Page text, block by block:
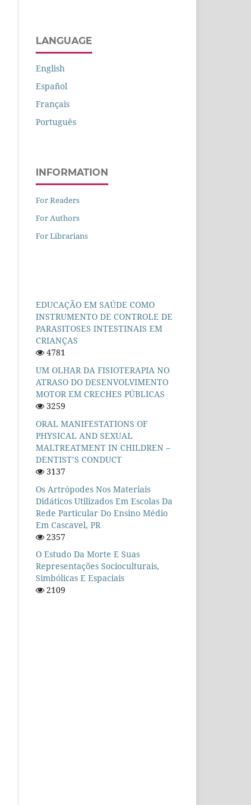
LANGUAGE
English
Español
Français
Português
INFORMATION
For Readers
For Authors
For Librarians
EDUCAÇÃO EM SAÚDE COMO
INSTRUMENTO DE CONTROLE DE
PARASITOSES INTESTINAIS EM
CRIANÇAS
4781
UM OLHAR DA FISIOTERAPIA NO
ATRASO DO DESENVOLVIMENTO
MOTOR EM CRECHES PÚBLICAS
3259
ORAL MANIFESTATIONS OF
PHYSICAL AND SEXUAL
MALTREATMENT IN CHILDREN –
DENTIST’S CONDUCT
3137
Os Artrópodes Nos Materiais
Didáticos Utilizados Em Escolas Da
Rede Particular Do Ensino Médio
Em Cascavel, PR
2357
O Estudo Da Morte E Suas
Representações Socioculturais,
Simbólicas E Espaciais
2109